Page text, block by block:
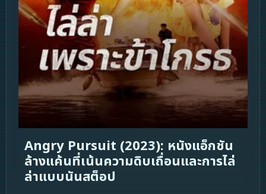
Angry Pursuit (2023): หนังแอ็กชัน
ล้างแค้นที่เน้นความดิบเถื่อนและการไล่
ล่าแบบนันสต็อป